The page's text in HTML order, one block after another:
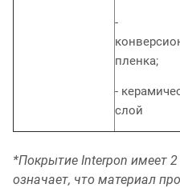
-
пленка;
-
слой
*Покрытие Interpon имеет 2
означает, что материал